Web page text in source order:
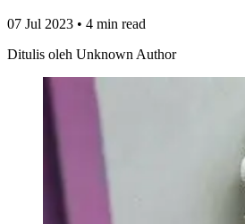
07 Jul 2023 • 4 min read
Ditulis oleh Unknown Author